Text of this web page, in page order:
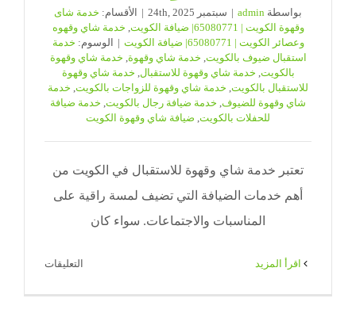
بواسطة admin
| سبتمبر 24th, 2025 | الأقسام: خدمة شاى
وقهوة الكويت | 65080771| ضيافة الكويت
خدمة شاي وقهوه
وعصائر الكويت | 65080771| ضيافة الكويت
| الوسوم: خدمة
استقبال ضيوف بالكويت خدمة شاي وقهوة خدمة شاي وقهوة
بالكويت خدمة شاي وقهوة للاستقبال خدمة شاي وقهوة
للاستقبال بالكويت خدمة شاي وقهوة للزواجات بالكويت خدمة
شاي وقهوة للضيوف خدمة ضيافة رجال بالكويت خدمة ضيافة
للحفلات بالكويت ضيافة شاي وقهوة الكويت
تعتبر خدمة شاي وقهوة للاستقبال في الكويت من
أهم خدمات الضيافة التي تضيف لمسة راقية على
المناسبات والاجتماعات. سواء كان
التعليقات